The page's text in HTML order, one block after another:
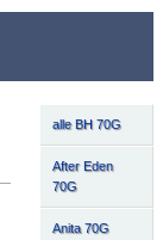
alle BH 70G
After Eden
70G
Anita 70G